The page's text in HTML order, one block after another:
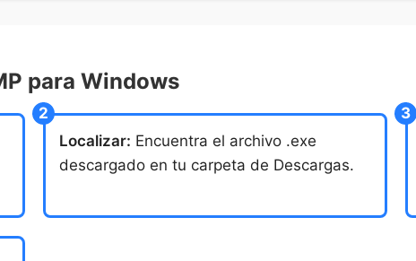
para Windows
Localizar: Encuentra el archivo .exe
descargado en tu carpeta de Descargas.